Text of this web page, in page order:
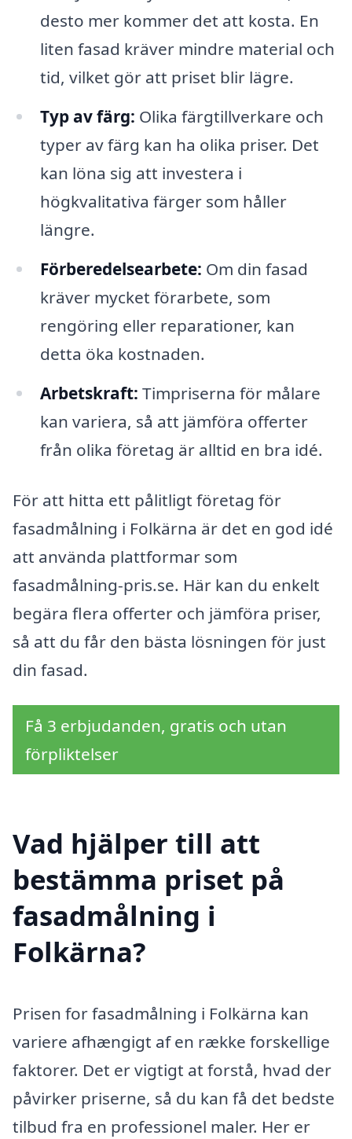
desto mer kommer det att kosta. En
liten fasad kräver mindre material och
tid, vilket gör att priset blir lägre.
Typ av färg: Olika färgtillverkare och
typer av färg kan ha olika priser. Det
kan löna sig att investera i
högkvalitativa färger som håller
längre.
Förberedelsearbete: Om din fasad
kräver mycket förarbete, som
rengöring eller reparationer, kan
detta öka kostnaden.
Arbetskraft: Timpriserna för målare
kan variera, så att jämföra offerter
från olika företag är alltid en bra idé.
För att hitta ett pålitligt företag för
fasadmålning i Folkärna är det en god idé
att använda plattformar som
fasadmålning-pris.se. Här kan du enkelt
begära flera offerter och jämföra priser,
så att du får den bästa lösningen för just
din fasad.
Få 3 erbjudanden, gratis och utan
förpliktelser
Vad hjälper till att
bestämma priset på
fasadmålning i
Folkärna?
Prisen for fasadmålning i Folkärna kan
variere afhængigt af en række forskellige
faktorer. Det er vigtigt at forstå, hvad der
påvirker priserne, så du kan få det bedste
tilbud fra en professionel maler. Her er